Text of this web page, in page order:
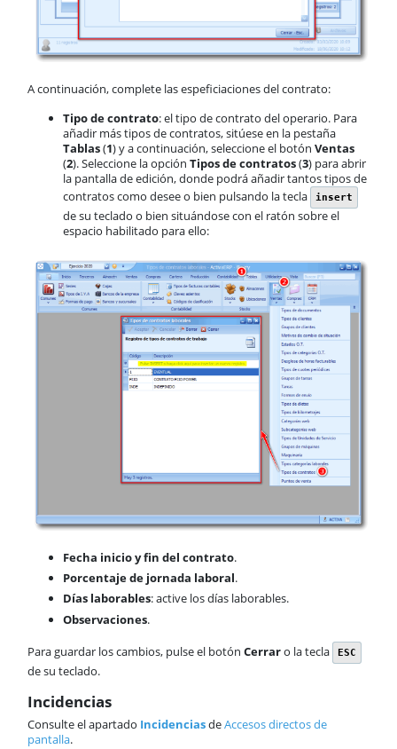
A continuación, complete las espeficiaciones del contrato:
Tipo de contrato: el tipo de contrato del operario. Para
añadir más tipos de contratos, sitúese en la pestaña
Tablas(1) y a continuación, seleccione el botón Ventas
(2). Seleccione la opción Tipos de contratos(3) para abrir
la pantalla de edición, donde podrá añadir tantos tipos de
contratos como desee o bien pulsando la tecla
insert
de su teclado o bien situándose con el ratón sobre el
espacio habilitado para ello:
Fecha inicio y fin del contrato.
Porcentaje de jornada laboral.
Días laborables: active los días laborables.
Observaciones.
Para guardar los cambios, pulse el botón Cerraro la tecla ESC
de su teclado.
Incidencias
Consulte el apartado IncidenciasdeAccesos directos de
pantalla.